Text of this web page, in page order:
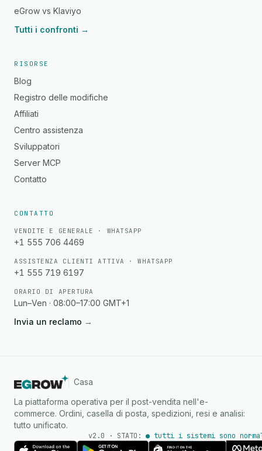
eGrow vs Klaviyo
Tutti i confronti →
RISORSE
Blog
Registro delle modifiche
Affiliati
Centro assistenza
Sviluppatori
Server MCP
Contatto
CONTATTO
VENDITE E GENERALE · WHATSAPP
+1 555 706 4469
ASSISTENZA CLIENTI ATTIVA · WHATSAPP
+1 555 719 6197
ORARIO DI APERTURA
Lun–Ven · 08:00–17:00 GMT+1
Invia un reclamo →
Casa
La piattaforma operativa per il post-vendita nell'e-
commerce. Ordini, casella di posta, spedizioni, resi e analisi:
tutto unificato.
v2.0 · STATO: ● tutti i sistemi sono